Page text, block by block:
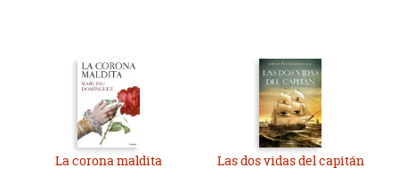
La corona maldita Las dos vidas del capitán